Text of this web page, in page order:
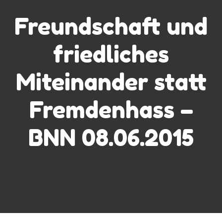
Freundschaft und
friedliches
Miteinander statt
Fremdenhass –
BNN 08.06.2015